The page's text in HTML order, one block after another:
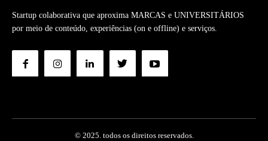
Startup colaborativa que aproxima MARCAS e UNIVERSITÁRIOS
por meio de conteúdo, experiências (on e offline) e serviços.
© 2025. todos os direitos reservados.